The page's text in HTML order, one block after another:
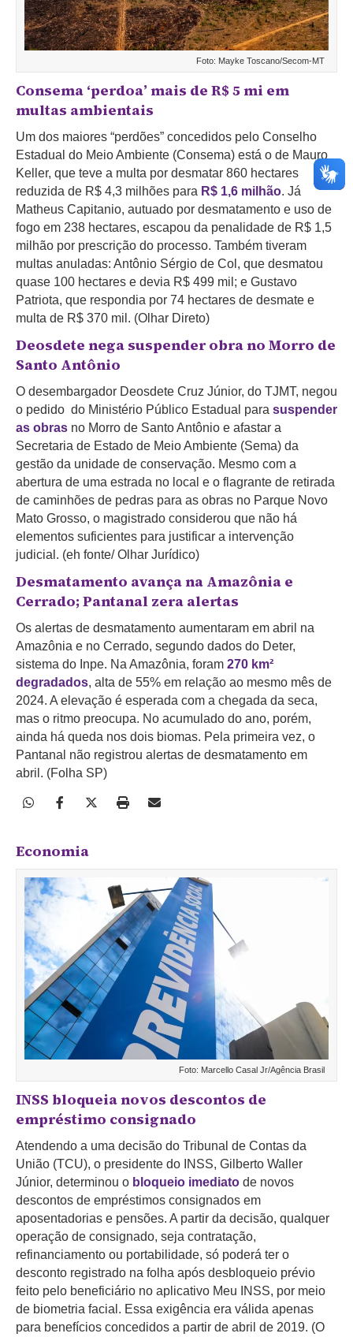
Foto: Mayke Toscano/Secom-MT
Consema ‘perdoa’ mais de R$ 5 mi em
multas ambientais
Um dos maiores “perdões” concedidos pelo Conselho
Estadual do Meio Ambiente (Consema) está o de Mauro
Keller, que teve a multa por desmatar 860 hectares
reduzida de R$ 4,3 milhões para R$ 1,6 milhão. Já
Matheus Capitanio, autuado por desmatamento e uso de
fogo em 238 hectares, escapou da penalidade de R$ 1,5
milhão por prescrição do processo. Também tiveram
multas anuladas: Antônio Sérgio de Col, que desmatou
quase 100 hectares e devia R$ 499 mil; e Gustavo
Patriota, que respondia por 74 hectares de desmate e
multa de R$ 370 mil. (Olhar Direto)
Deosdete nega suspender obra no Morro de
Santo Antônio
O desembargador Deosdete Cruz Júnior, do TJMT, negou
o pedido do Ministério Público Estadual para suspender
as obras no Morro de Santo Antônio e afastar a
Secretaria de Estado de Meio Ambiente (Sema) da
gestão da unidade de conservação. Mesmo com a
abertura de uma estrada no local e o flagrante de retirada
de caminhões de pedras para as obras no Parque Novo
Mato Grosso, o magistrado considerou que não há
elementos suficientes para justificar a intervenção
judicial. (eh fonte/ Olhar Jurídico)
Desmatamento avança na Amazônia e
Cerrado; Pantanal zera alertas
Os alertas de desmatamento aumentaram em abril na
Amazônia e no Cerrado, segundo dados do Deter,
sistema do Inpe. Na Amazônia, foram 270 km²
degradados, alta de 55% em relação ao mesmo mês de
2024. A elevação é esperada com a chegada da seca,
mas o ritmo preocupa. No acumulado do ano, porém,
ainda há queda nos dois biomas. Pela primeira vez, o
Pantanal não registrou alertas de desmatamento em
abril. (Folha SP)
Economia
Foto: Marcello Casal Jr/Agência Brasil
INSS bloqueia novos descontos de
empréstimo consignado
Atendendo a uma decisão do Tribunal de Contas da
União (TCU), o presidente do INSS, Gilberto Waller
Júnior, determinou o bloqueio imediato de novos
descontos de empréstimos consignados em
aposentadorias e pensões. A partir da decisão, qualquer
operação de consignado, seja contratação,
refinanciamento ou portabilidade, só poderá ter o
desconto registrado na folha após desbloqueio prévio
feito pelo beneficiário no aplicativo Meu INSS, por meio
de biometria facial. Essa exigência era válida apenas
para benefícios concedidos a partir de abril de 2019. (O